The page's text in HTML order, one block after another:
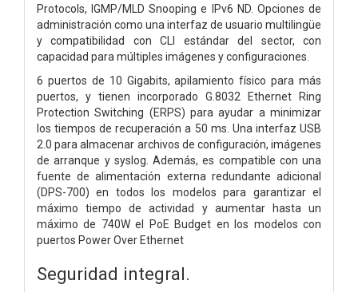
Protocols, IGMP/MLD Snooping e IPv6 ND. Opciones de
administración como una interfaz de usuario multilingüe
y compatibilidad con CLI estándar del sector, con
capacidad para múltiples imágenes y configuraciones.
6 puertos de 10 Gigabits, apilamiento físico para más
puertos, y tienen incorporado G.8032 Ethernet Ring
Protection Switching (ERPS) para ayudar a minimizar
los tiempos de recuperación a 50 ms. Una interfaz USB
2.0 para almacenar archivos de configuración, imágenes
de arranque y syslog. Además, es compatible con una
fuente de alimentación externa redundante adicional
(DPS-700) en todos los modelos para garantizar el
máximo tiempo de actividad y aumentar hasta un
máximo de 740W el PoE Budget en los modelos con
puertos Power Over Ethernet
Seguridad integral.